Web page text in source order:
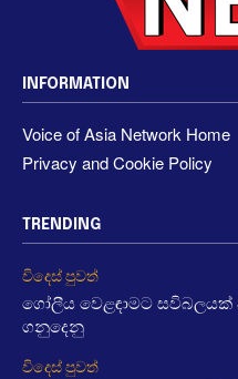
INFORMATION
Voice of Asia Network Home
Privacy and Cookie Policy
TRENDING
විදෙස් පුවත්
ගෝලීය වෙළඳාමට සවිබලයක්
ගනුදෙනු
විදෙස් පුවත්